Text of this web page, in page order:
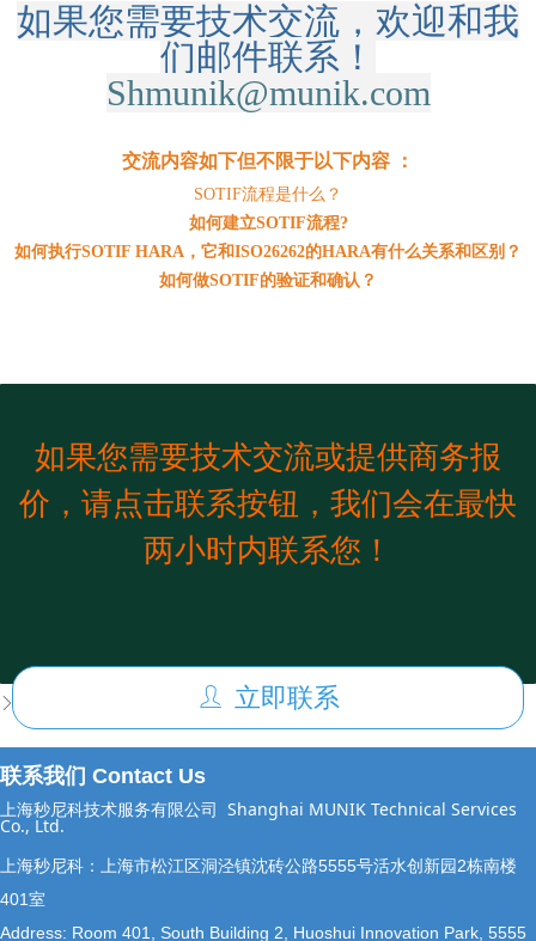
ꄲ
如果您需要技术交流，欢迎和我
们邮件联系！
Shmunik@munik.com
交流内容如下但不限于以下内容 ：
SOTIF流程是什么？
如何建立SOTIF流程?
如何执行SOTIF HARA，它和ISO26262的HARA有什么关系和区别？
如何做SOTIF的验证和确认？
如果您需要技术交流或提供商务报
价，请点击联系按钮，我们会在最快
两小时内联系您！
ꄑ 立即联系
联系我们 Contact Us
上海秒尼科技术服务有限公司 Shanghai MUNIK Technical Services
Co., Ltd.
上海秒尼科：上海市松江区洞泾镇沈砖公路5555号活水创新园2栋南楼
401室
Address: Room 401, South Building 2, Huoshui Innovation Park, 5555